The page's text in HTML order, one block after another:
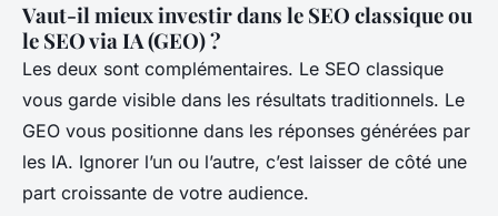
Vaut-il mieux investir dans le SEO classique ou
le SEO via IA (GEO) ?
Les deux sont complémentaires. Le SEO classique
vous garde visible dans les résultats traditionnels. Le
GEO vous positionne dans les réponses générées par
les IA. Ignorer l’un ou l’autre, c’est laisser de côté une
part croissante de votre audience.